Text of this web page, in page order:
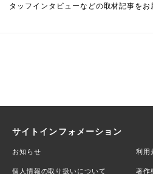
タッフインタビューなどの取材記事をお
サイトインフォメーション
お知らせ 利用
個人情報の取り扱いについて 著作